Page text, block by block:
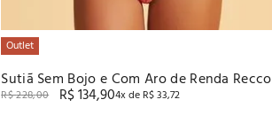
Outlet
Sutiã Sem Bojo e Com Aro de Renda Recco
R$228,00 R$134,904x de R$33,72